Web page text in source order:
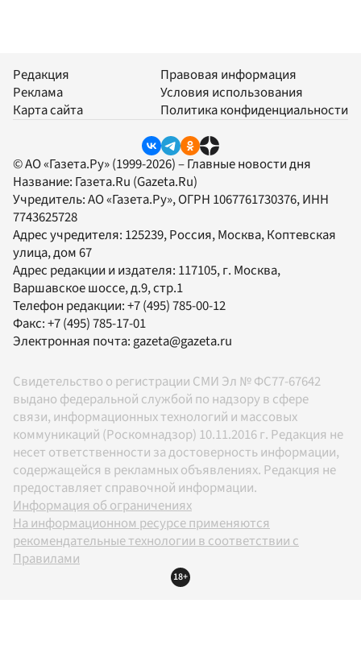
Редакция
Реклама
Карта сайта
Правовая информация
Условия использования
Политика конфиденциальности
© АО «Газета.Ру» (1999-2026) – Главные новости дня
Название: Газета.Ru (Gazeta.Ru)
Учредитель:АО «Газета.Ру», ОГРН 1067761730376, ИНН
7743625728
Адрес учредителя: 125239, Россия, Москва, Коптевская
улица, дом 67
Адрес редакции и издателя: 117105, г. Москва,
Варшавское шоссе, д.9, стр.1
Телефон редакции:+7 (495) 785-00-12
Факс:+7 (495) 785-17-01
Электронная почта: gazeta@gazeta.ru
Свидетельство о регистрации СМИ Эл № ФС77-67642
выдано федеральной службой по надзору в сфере
связи, информационных технологий и массовых
коммуникаций (Роскомнадзор) 10.11.2016 г. Редакция не
несет ответственности за достоверность информации,
содержащейся в рекламных объявлениях. Редакция не
предоставляет справочной информации.
Информация об ограничениях
На информационном ресурсе применяются
рекомендательные технологии в соответствии с
Правилами
18+